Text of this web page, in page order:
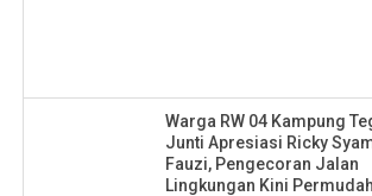
Warga RW 04 Kampung
Junti Apresiasi Ricky
Fauzi, Pengecoran Jalan
Lingkungan Kini Permudah